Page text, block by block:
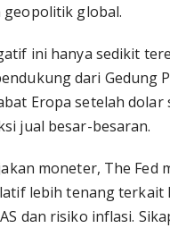
geopolitik global.
ini hanya sedikit
dari Gedung
Eropa setelah dolar
jual besar-besaran.
moneter, The Fed
lebih tenang terkait
dan risiko inflasi.